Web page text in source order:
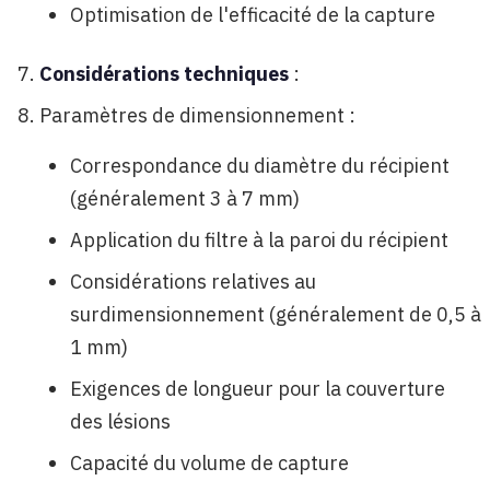
Optimisation de l'efficacité de la capture
Considérations techniques :
Paramètres de dimensionnement :
Correspondance du diamètre du récipient
(généralement 3 à 7 mm)
Application du filtre à la paroi du récipient
Considérations relatives au
surdimensionnement (généralement de 0,5 à
1 mm)
Exigences de longueur pour la couverture
des lésions
Capacité du volume de capture